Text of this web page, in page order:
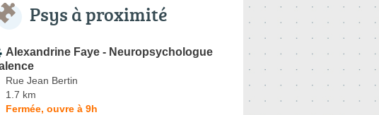
Psys à proximité
Alexandrine Faye - Neuropsychologue
Rue Jean Bertin
1.7 km
Fermée, ouvre à 9h